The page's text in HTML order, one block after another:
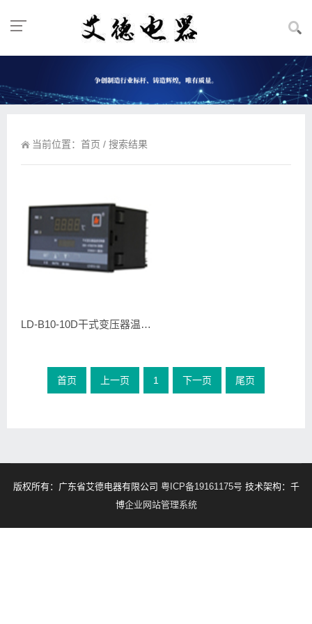
当前位置： 首页 / 搜索结果
LD-B10-10D干式变压器温控器
首页 上一页 1 下一页 尾页
版权所有：广东省艾德电器有限公司 粤ICP备19161175号 技术架构：千
博企业网站管理系统